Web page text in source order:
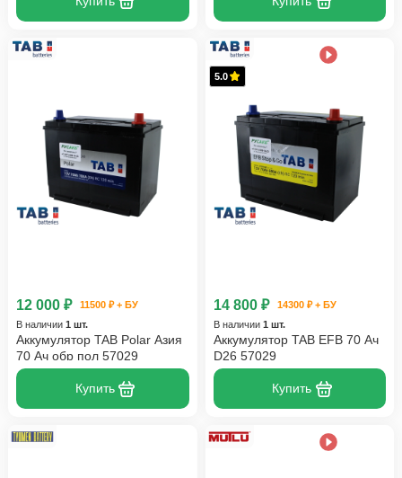
12 000 ₽
11500 ₽ + БУ
В наличии 1 шт.
Аккумулятор TAB Polar Азия
70 Ач обр пол 57029
Купить
5.0
14 800 ₽
14300 ₽ + БУ
В наличии 1 шт.
Аккумулятор TAB EFB 70 Ач
D26 57029
Купить